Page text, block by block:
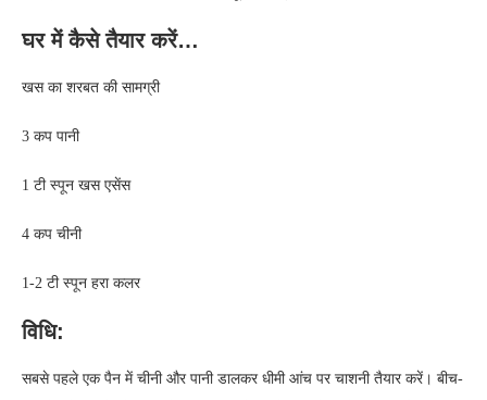
घर में कैसे तैयार करें…
खस का शरबत की सामग्री
3 कप पानी
1 टी स्पून खस एसेंस
4 कप चीनी
1-2 टी स्पून हरा कलर
वि​धि:
सबसे पहले एक पैन में चीनी और पानी डालकर धीमी आंच पर चाशनी तैयार करें। बीच-